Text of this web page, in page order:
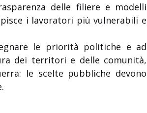
delle filiere e modelli
i lavoratori più vulnerabili e
le priorità politiche e ad
dei territori e delle comunità,
le scelte pubbliche devono